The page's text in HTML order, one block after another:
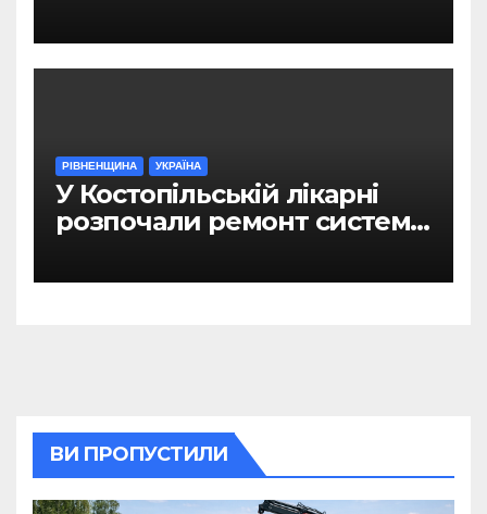
РІВНЕНЩИНА УКРАЇНА
У Костопільській лікарні
розпочали ремонт системи
ВИ ПРОПУСТИЛИ